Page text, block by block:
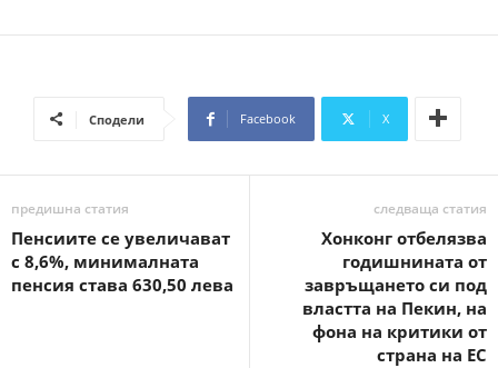
Сподели Facebook X
предишна статия
Пенсиите се увеличават
с 8,6%, минималната
пенсия става 630,50 лева
следваща статия
Хонконг отбелязва
годишнината от
завръщането си под
властта на Пекин, на
фона на критики от
страна на ЕС